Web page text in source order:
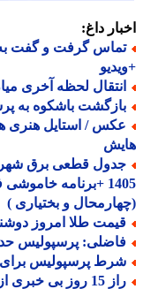
داغ:
گرفت و گفت به
لحظه آخری میان
باشکوه به
/ استایل هنری هدی
1405 +برنامه خاموشی
و بختیاری )
طلا امروز دوشنبه 19 مرداد 1405
پرسپولیس حداقل
پرسپولیس برای
راز 15 روز بی